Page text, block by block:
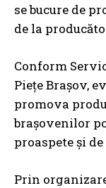
se bucure de
de la
Conform
Piețe Brașov,
promova
brașovenilor
proaspete și
Prin